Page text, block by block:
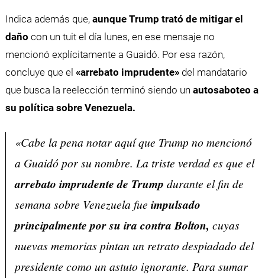
Indica además que, aunque Trump trató de mitigar el
daño con un tuit el día lunes, en ese mensaje no
mencionó explícitamente a Guaidó. Por esa razón,
concluye que el «arrebato imprudente»del mandatario
que busca la reelección terminó siendo un autosaboteo a
su política sobre Venezuela.
«Cabe la pena notar aquí que Trump no mencionó
a Guaidó por su nombre. La triste verdad es que el
arrebato imprudente de Trump durante el fin de
semana sobre Venezuela fue impulsado
principalmente por su ira contra Bolton, cuyas
nuevas memorias pintan un retrato despiadado del
presidente como un astuto ignorante. Para sumar